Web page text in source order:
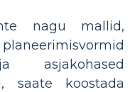
nagu mallid,
asjakohased
saate koostada